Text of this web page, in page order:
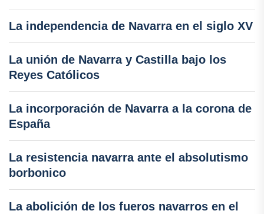
La independencia de Navarra en el siglo XV
La unión de Navarra y Castilla bajo los
Reyes Católicos
La incorporación de Navarra a la corona de
España
La resistencia navarra ante el absolutismo
borbonico
La abolición de los fueros navarros en el